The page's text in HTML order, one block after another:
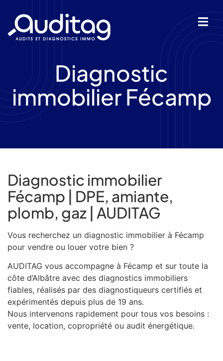
Diagnostic
immobilier Fécamp
Diagnostic immobilier
Fécamp | DPE, amiante,
plomb, gaz | AUDITAG
Vous recherchez un diagnostic immobilier à Fécamp
pour vendre ou louer votre bien ?
AUDITAG vous accompagne à Fécamp et sur toute la
côte d’Albâtre avec des diagnostics immobiliers
fiables, réalisés par des diagnostiqueurs certifiés et
expérimentés depuis plus de 19 ans.
Nous intervenons rapidement pour tous vos besoins :
vente, location, copropriété ou audit énergétique.